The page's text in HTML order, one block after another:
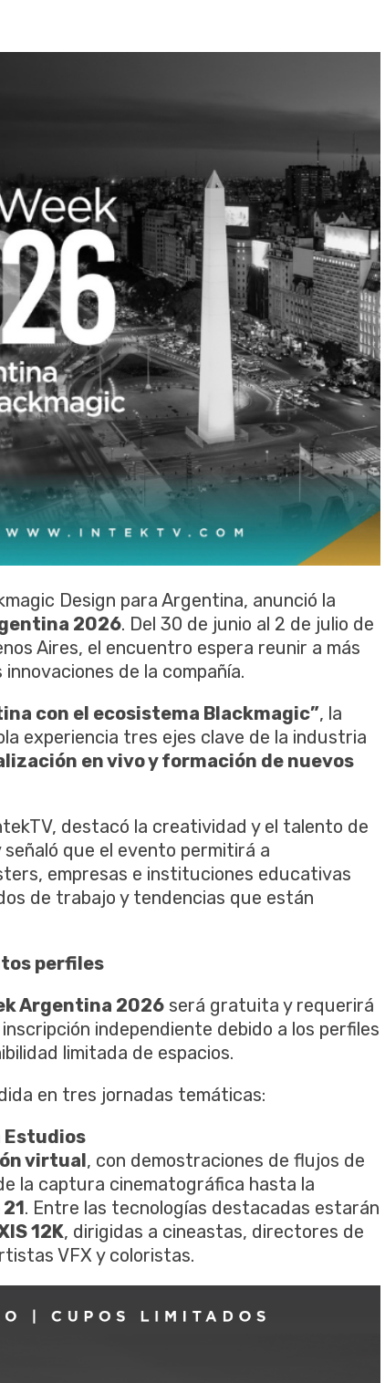
Design para Argentina, anunció la
2026. Del 30 de junio al 2 de julio de
Aires, el encuentro espera reunir a más
de la compañía.
con el ecosistema Blackmagic”, la
experiencia tres ejes clave de la industria
en vivo y formación de nuevos
destacó la creatividad y el talento de
que el evento permitirá a
empresas e instituciones educativas
de trabajo y tendencias que están
perfiles
Argentina 2026 será gratuita y requerirá
independiente debido a los perfiles
limitada de espacios.
en tres jornadas temáticas:
Estudios
virtual, con demostraciones de flujos de
la captura cinematográfica hasta la
. Entre las tecnologías destacadas estarán
12K, dirigidas a cineastas, directores de
VFX y coloristas.